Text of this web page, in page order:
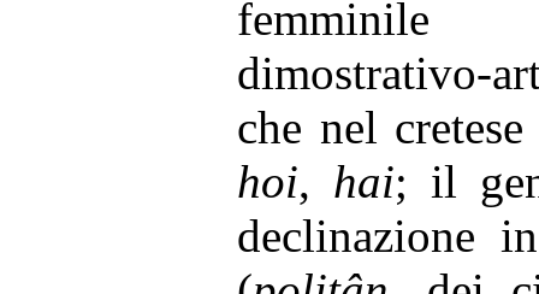
dimostrativo-
che nel
hoi, hai; il
declinazione